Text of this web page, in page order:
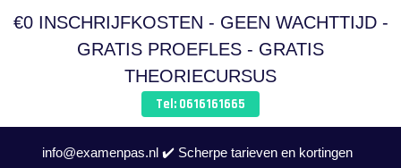
€0 INSCHRIJFKOSTEN - GEEN WACHTTIJD -
GRATIS PROEFLES - GRATIS
THEORIECURSUS
Tel: 0616161665
info@examenpas.nl ✔️ Scherpe tarieven en kortingen